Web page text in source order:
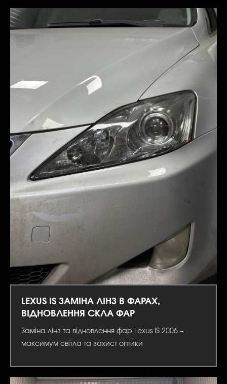
LEXUS IS ЗАМІНА ЛІНЗ В ФАРАХ,
ВІДНОВЛЕННЯ СКЛА ФАР
Заміна лінз та відновлення фар Lexus IS 2006 –
максимум світла та захист оптики